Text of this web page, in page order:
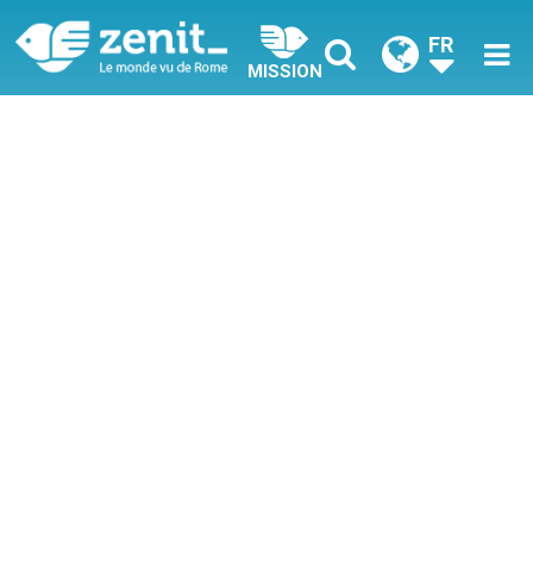
MISSION
FR